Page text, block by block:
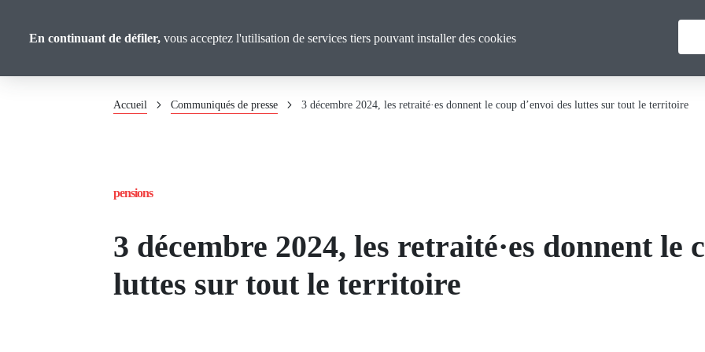
Confédérale
principal
Qui sommes nous ?
Accueil Communiqués de presse 3 décembre 2024, les retraité·es donnent le coup d’envoi des luttes sur tout le territoire
pensions
3 décembre 2024, les retraité·es donnent le
luttes sur tout le territoire
En continuant de défiler, vous acceptez l'utilisation de services tiers pouvant installer des cookies